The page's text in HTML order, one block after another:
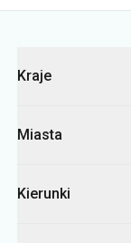
Kraje
Miasta
Kierunki